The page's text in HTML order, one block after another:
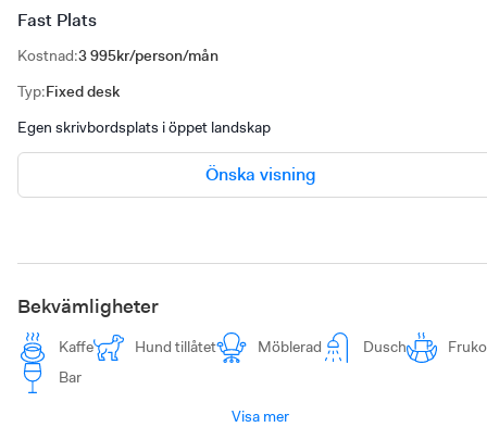
Fast Plats
Kostnad:3 995kr/person/mån
Typ:Fixed desk
Egen skrivbordsplats i öppet landskap
Önska visning
Bekvämligheter
Kaffe Hund tillåtet Möblerad Dusch
Bar
Visa mer